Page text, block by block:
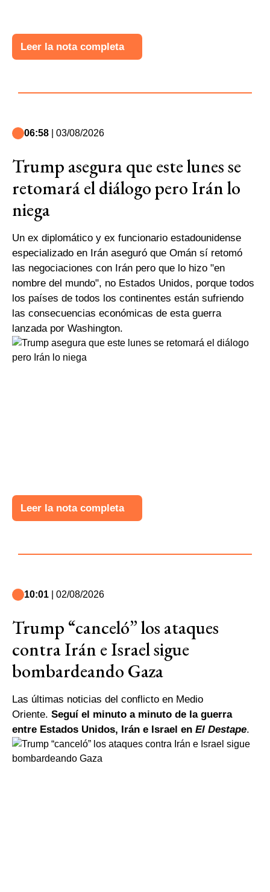
Leer la nota completa
06:58 | 03/08/2026
Trump asegura que este lunes se
retomará el diálogo pero Irán lo
niega
Un ex diplomático y ex funcionario estadounidense
especializado en Irán aseguró que Omán sí retomó
las negociaciones con Irán pero que lo hizo "en
nombre del mundo", no Estados Unidos, porque todos
los países de todos los continentes están sufriendo
las consecuencias económicas de esta guerra
lanzada por Washington.
Leer la nota completa
10:01 | 02/08/2026
Trump “canceló” los ataques
contra Irán e Israel sigue
bombardeando Gaza
Las últimas noticias del conflicto en Medio
Oriente. Seguí el minuto a minuto de la guerra
entre Estados Unidos, Irán e Israel en El Destape.